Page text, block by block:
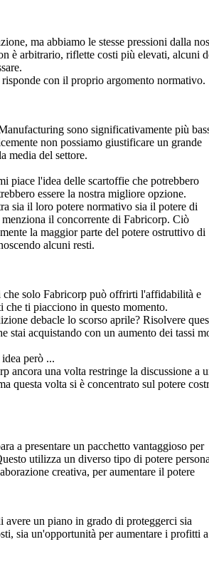
ma abbiamo le stesse pressioni dalla
è arbitrario, riflette costi più elevati, alcuni
con il proprio argomento normativo.
sono significativamente più
non possiamo giustificare un grande
media del settore.
piace l'idea delle scartoffie che potrebbero
essere la nostra migliore opzione.
sia il loro potere normativo sia il potere di
il concorrente di Fabricorp. Ciò
la maggior parte del potere ostruttivo di
alcuni resti.
che solo Fabricorp può offrirti l'affidabilità e
che ti piacciono in questo momento.
debacle lo scorso aprile? Risolvere
stai acquistando con un aumento dei tassi
però ...
ancora una volta restringe la discussione a
questa volta si è concentrato sul potere
a presentare un pacchetto vantaggioso per
utilizza un diverso tipo di potere
creativa, per aumentare il potere
avere un piano in grado di proteggerci sia
sia un'opportunità per aumentare i profitti